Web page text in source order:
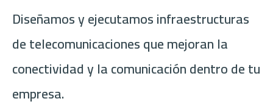
Diseñamos y ejecutamos infraestructuras
de telecomunicaciones que mejoran la
conectividad y la comunicación dentro de tu
empresa.